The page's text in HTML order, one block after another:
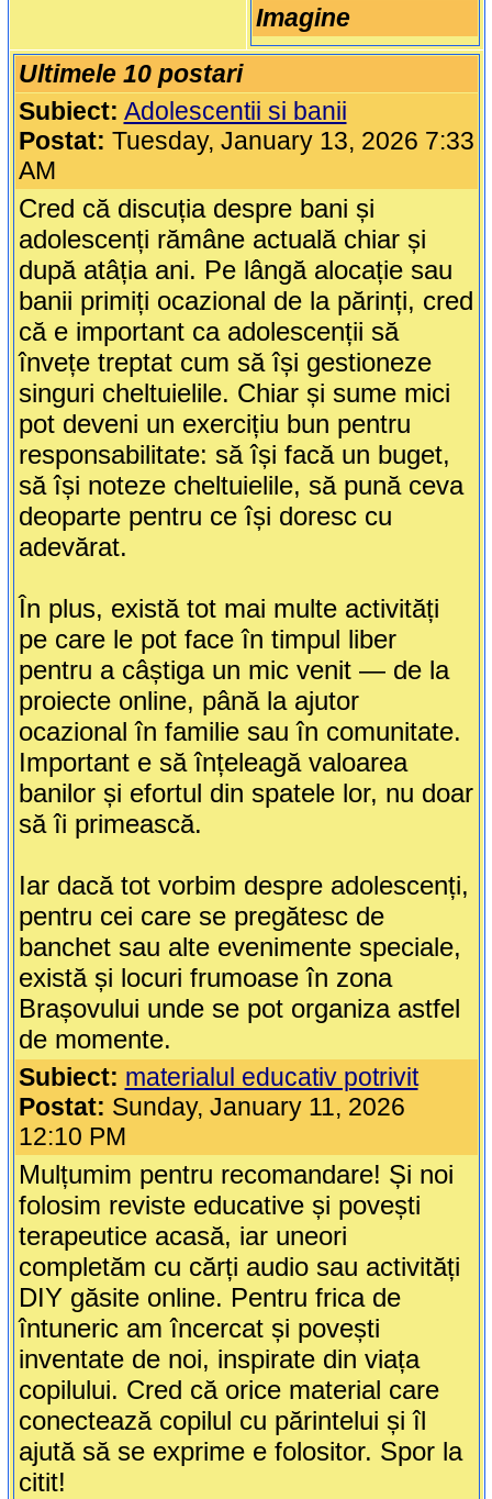
Imagine
Ultimele 10 postari
Subiect: Adolescentii si banii
Postat: Tuesday, January 13, 2026 7:33
AM
Cred că discuția despre bani și
adolescenți rămâne actuală chiar și
după atâția ani. Pe lângă alocație sau
banii primiți ocazional de la părinți, cred
că e important ca adolescenții să
învețe treptat cum să își gestioneze
singuri cheltuielile. Chiar și sume mici
pot deveni un exercițiu bun pentru
responsabilitate: să își facă un buget,
să își noteze cheltuielile, să pună ceva
deoparte pentru ce își doresc cu
adevărat.
În plus, există tot mai multe activități
pe care le pot face în timpul liber
pentru a câștiga un mic venit — de la
proiecte online, până la ajutor
ocazional în familie sau în comunitate.
Important e să înțeleagă valoarea
banilor și efortul din spatele lor, nu doar
să îi primească.
Iar dacă tot vorbim despre adolescenți,
pentru cei care se pregătesc de
banchet sau alte evenimente speciale,
există și locuri frumoase în zona
Brașovului unde se pot organiza astfel
de momente.
Subiect: materialul educativ potrivit
Postat: Sunday, January 11, 2026
12:10 PM
Mulțumim pentru recomandare! Și noi
folosim reviste educative și povești
terapeutice acasă, iar uneori
completăm cu cărți audio sau activități
DIY găsite online. Pentru frica de
întuneric am încercat și povești
inventate de noi, inspirate din viața
copilului. Cred că orice material care
conectează copilul cu părintelui și îl
ajută să se exprime e folositor. Spor la
citit!